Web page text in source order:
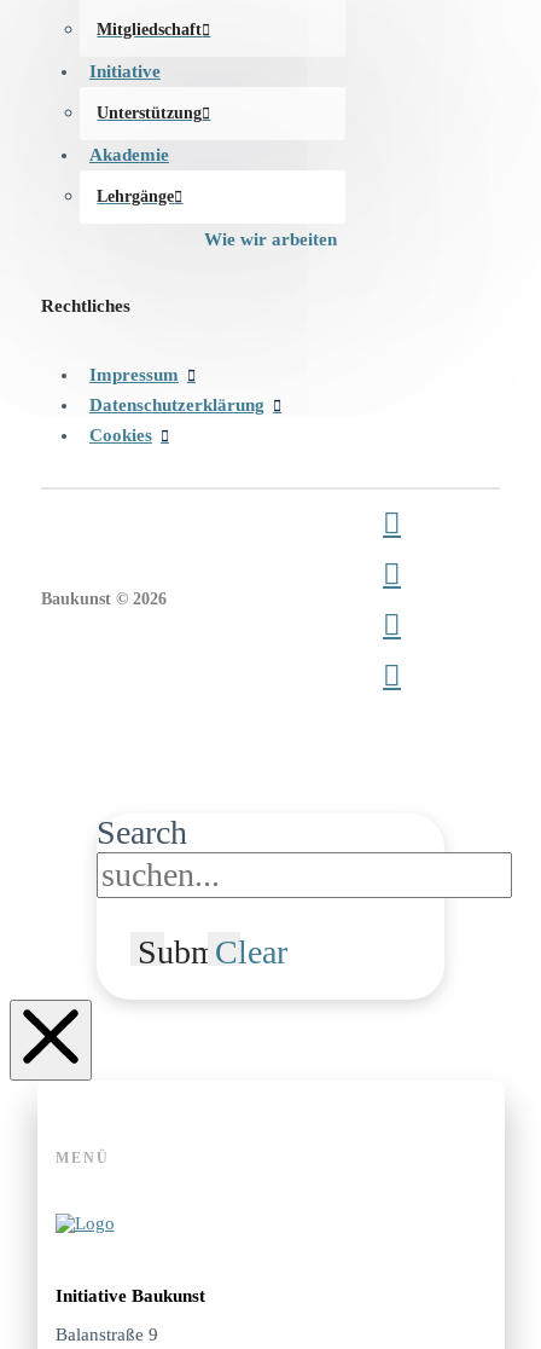
Mitgliedschaft
Initiative
Unterstützung
Akademie
Lehrgänge
Wie wir arbeiten
Rechtliches
Impressum
Datenschutzerklärung
Cookies
Baukunst © 2026
Search
SubmitClear
MENÜ
Initiative Baukunst
Balanstraße 9